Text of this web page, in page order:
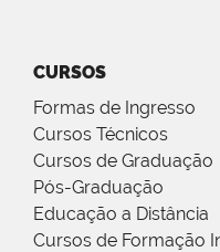
CURSOS
Formas de Ingresso
Cursos Técnicos
Cursos de Graduação
Pós-Graduação
Educação a Distância
Cursos de Formação